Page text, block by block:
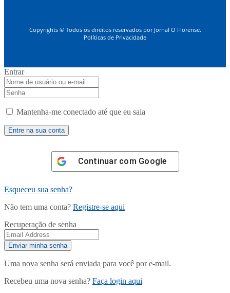
Copyrights © Todos os direitos reservados por Jornal O Florense.
Políticas de Privacidade
Entrar
Mantenha-me conectado até que eu saia
Continuar com Google
Esqueceu sua senha?
Não tem uma conta? Registre-se aqui
Recuperação de senha
Uma nova senha será enviada para você por e-mail.
Recebeu uma nova senha? Faça login aqui